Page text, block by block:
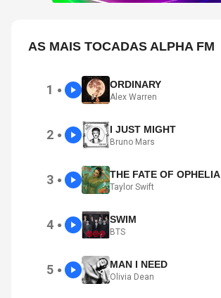
AS MAIS TOCADAS ALPHA FM
1 ● ORDINARY
Alex Warren
2 ● I JUST MIGHT
Bruno Mars
3 ● THE FATE OF OPHELIA
Taylor Swift
4 ● SWIM
BTS
5 ● MAN I NEED
Olivia Dean